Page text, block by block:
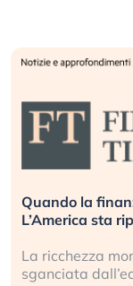
Quando la
L’America sta
La ricchezza
sganciata